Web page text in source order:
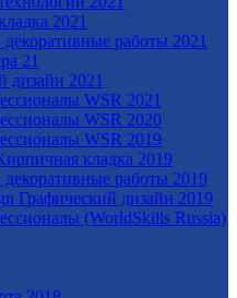
2021
работы 2021
21
дизайн 2021
WSR 2021
WSR 2020
WSR 2019
кладка 2019
работы 2019
Графический дизайн 2019
(WorldSkills Russia)